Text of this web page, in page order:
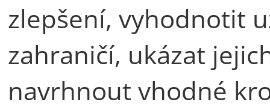
zlepšení, vyhodnotit
zahraničí, ukázat
navrhnout vhodné